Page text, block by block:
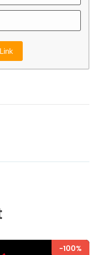
-100%